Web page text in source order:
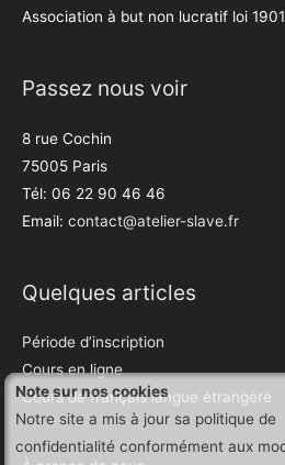
Association à but non lucratif loi
Passez nous voir
8 rue Cochin
75005 Paris
Tél: 06 22 90 46 46
Email: contact@atelier-slave.fr
Quelques articles
Période d’inscription
Cours en ligne
Cours de français langue étrangère
Note sur nos cookies
Notre site a mis à jour sa politique de
confidentialité conformément aux